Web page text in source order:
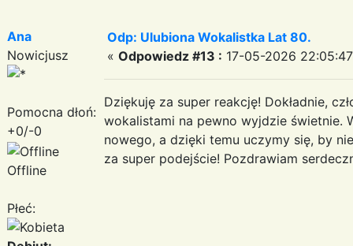
Ana
Nowicjusz
Pomocna dłoń:
+0/-0
Offline
Płeć:
Odp: Ulubiona Wokalistka Lat 80.
« Odpowiedz #13 : 17-05-2026
Dziękuję za super reakcję! Dokładnie,
wokalistami na pewno wyjdzie świetnie.
nowego, a dzięki temu uczymy się, by
za super podejście! Pozdrawiam